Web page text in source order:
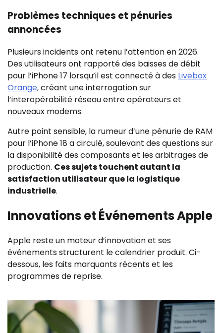
Problèmes techniques et pénuries
annoncées
Plusieurs incidents ont retenu l’attention en 2026.
Des utilisateurs ont rapporté des baisses de débit
pour l’iPhone 17 lorsqu’il est connecté à des Livebox
Orange, créant une interrogation sur
l’interopérabilité réseau entre opérateurs et
nouveaux modems.
Autre point sensible, la rumeur d’une pénurie de RAM
pour l’iPhone 18 a circulé, soulevant des questions sur
la disponibilité des composants et les arbitrages de
production. Ces sujets touchent autant la
satisfaction utilisateur que la logistique
industrielle.
Innovations et Événements Apple
Apple reste un moteur d’innovation et ses
événements structurent le calendrier produit. Ci-
dessous, les faits marquants récents et les
programmes de reprise.